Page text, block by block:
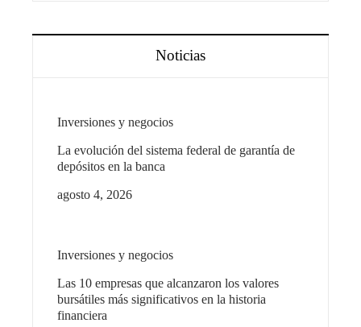
Noticias
Inversiones y negocios
La evolución del sistema federal de garantía de
depósitos en la banca
agosto 4, 2026
Inversiones y negocios
Las 10 empresas que alcanzaron los valores
bursátiles más significativos en la historia
financiera